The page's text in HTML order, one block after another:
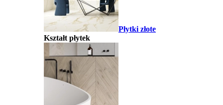
Płytki złote
Kształt płytek